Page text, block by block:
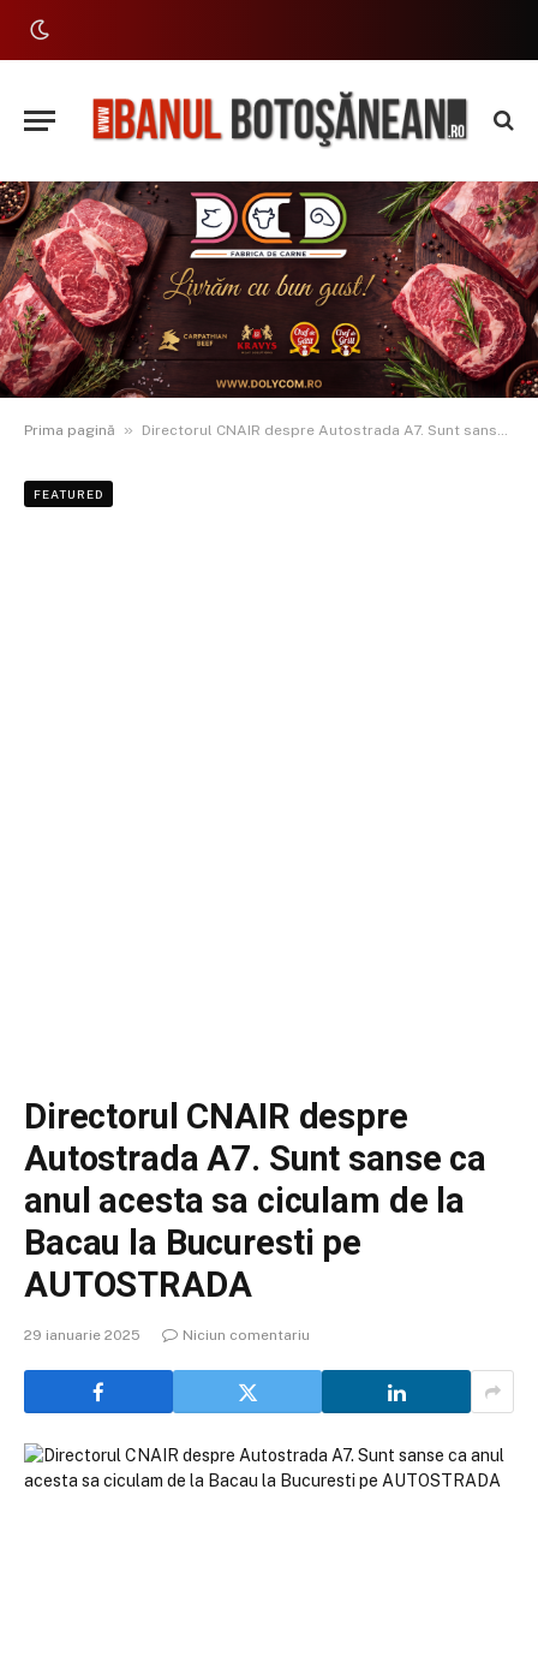
Prima pagină » Directorul CNAIR despre Autostrada A7. Sunt sanse ca anul acesta sa ciculam de la Bacau la Bucuresti pe AUTOSTRADA
FEATURED
Directorul CNAIR despre
Autostrada A7. Sunt sanse ca
anul acesta sa ciculam de la
Bacau la Bucuresti pe
AUTOSTRADA
29 ianuarie 2025 Niciun comentariu